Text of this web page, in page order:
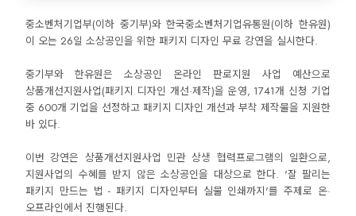
중소벤처기업부(이하 중기부)와 한국중소벤처기업유통원(이하 한유원)
이 오는 26일 소상공인을 위한 패키지 디자인 무료 강연을 실시한다.
중기부와 한유원은 소상공인 온라인 판로지원 사업 예산으로
상품개선지원사업(패키지 디자인 개선·제작)을 운영, 1741개 신청 기업
중 600개 기업을 선정하고 패키지 디자인 개선과 부착 제작물을 지원한
바 있다.
이번 강연은 상품개선지원사업 민관 상생 협력프로그램의 일환으로,
지원사업의 수혜를 받지 않은 소상공인을 대상으로 한다. '잘 팔리는
패키지 만드는 법 - 패키지 디자인부터 실물 인쇄까지'를 주제로 온·
오프라인에서 진행된다.